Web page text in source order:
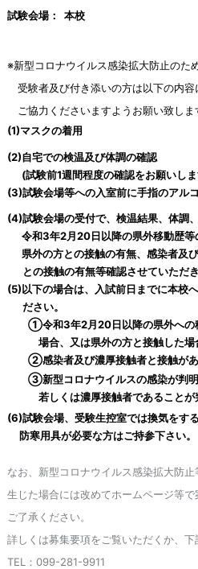
試験会場： 本校
※新型コロナウイルス感染拡大防止のため
受験者及び付き添いの方は以下の内容
ご協力くださいますようお願い致しま
(1)マスクの着用
(2)自宅での検温及び体調の確認
(試験前1週間程度の確認をお願いし
(3)試験会場等への入室前に手指のアル
(4)試験会場の受付で、検温結果、体調、
令和3年2月20日以降の県外移動歴等
県外の方との接触の有無、感染者及
との接触の有無等確認させていただき
(5)以下の場合は、入試前日までに本校
ださい。
①令和3年2月20日以降の県外への
場合、又は県外の方と接触した場
②感染者及び濃厚接触者と接触があ
③新型コロナウイルスの感染が判明
若しくは濃厚接触者であること
(6)試験会場、受験生控室では換気をす
防寒用具が必要な方はご持参下さい。
なお、新型コロナウイルス感染拡大防
生じた場合には改めてホームページ等で
ご了承ください。
詳しくは募集要項をご覧いただくか、下
TEL：099-281-9911